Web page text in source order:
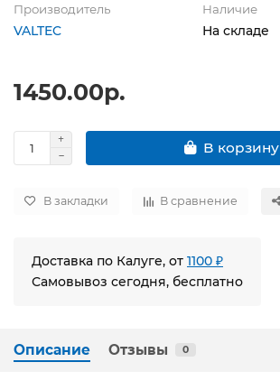
Производитель
VALTEC
Наличие
На складе
1450.00р.
В корзину
В закладки В сравнение
Доставка по Калуге, от 1100 ₽
Самовывоз сегодня, бесплатно
Описание Отзывы 0